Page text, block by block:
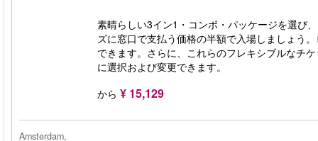
素晴らしい3イン1・コンボ・パッケージを選び
ズに窓口で支払う価格の半額で入場しましょう
できます。さらに、これらのフレキシブルなチ
に選択および変更できます。
から ¥ 15,129
Amsterdam,